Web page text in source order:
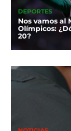
DEPORTES
Nos vamos al
Olímpicos:
20?